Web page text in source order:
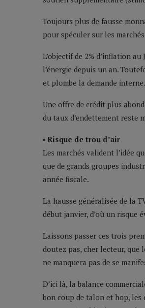
Toujours plus de fausse
pour spéculer sur les
L’objectif de 2% d’inflation
l’énergie depuis un an.
et plombe la demande interne.
Une offre de crédit plus
du taux d’endettement reste
▪ Risque de trou d’air
Les marchés valident l’idée
que de grands groupes
année fiscale.
La hausse généralisée de la
début janvier, d’où un risque
Laissons passer ces trois
doutez pas, cher lecteur, que
ne manquera pas de se
D’ici là, la balance
bon coup de talon et hop,